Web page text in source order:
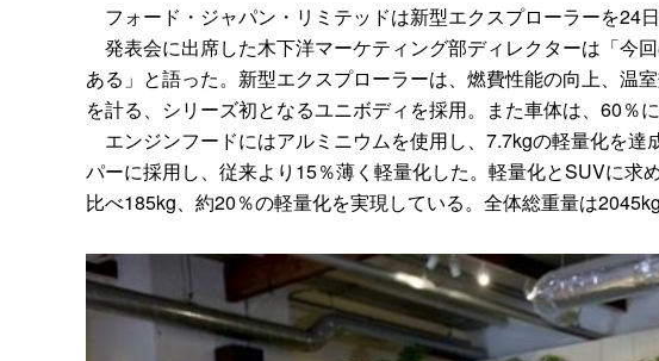
フォード・ジャパン・リミテッドは新型エクスプローラーを24
発表会に出席した木下洋マーケティング部ディレクターは「今
ある」と語った。新型エクスプローラーは、燃費性能の向上、温
を計る、シリーズ初となるユニボディを採用。また車体は、60％
エンジンフードにはアルミニウムを使用し、7.7kgの軽量化を
パーに採用し、従来より15％薄く軽量化した。軽量化とSUVに求
比べ185kg、約20％の軽量化を実現している。全体総重量は